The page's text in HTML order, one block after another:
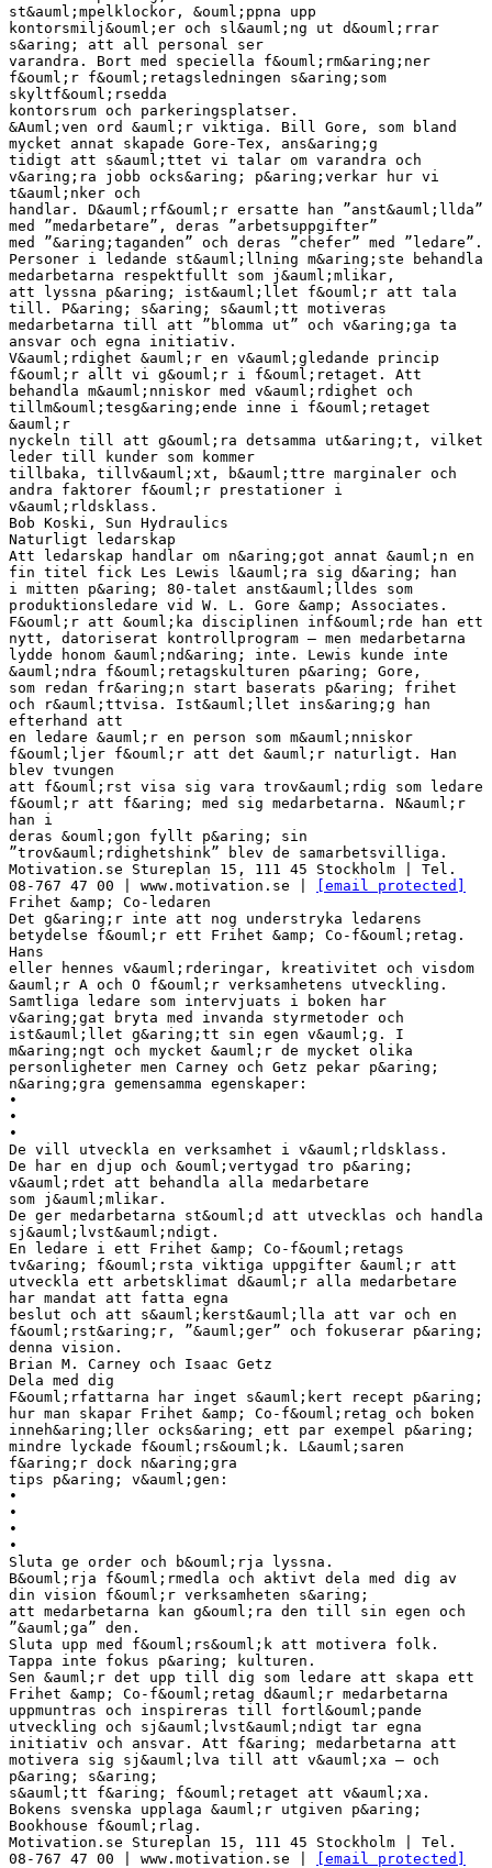
st&auml;mpelklockor, &ouml;ppna upp
kontorsmilj&ouml;er och sl&auml;ng ut d&ouml;rrar
s&aring; att all personal ser
varandra. Bort med speciella f&ouml;rm&aring;ner
f&ouml;r f&ouml;retagsledningen s&aring;som
skyltf&ouml;rsedda
kontorsrum och parkeringsplatser.
&Auml;ven ord &auml;r viktiga. Bill Gore, som bland
mycket annat skapade Gore-Tex, ans&aring;g
tidigt att s&auml;ttet vi talar om varandra och
v&aring;ra jobb ocks&aring; p&aring;verkar hur vi
t&auml;nker och
handlar. D&auml;rf&ouml;r ersatte han ”anst&auml;llda”
med ”medarbetare”, deras ”arbetsuppgifter”
med ”&aring;taganden” och deras ”chefer” med ”ledare”.
Personer i ledande st&auml;llning m&aring;ste behandla
medarbetarna respektfullt som j&auml;mlikar,
att lyssna p&aring; ist&auml;llet f&ouml;r att tala
till. P&aring; s&aring; s&auml;tt motiveras
medarbetarna till att ”blomma ut” och v&aring;ga ta
ansvar och egna initiativ.
V&auml;rdighet &auml;r en v&auml;gledande princip
f&ouml;r allt vi g&ouml;r i f&ouml;retaget. Att
behandla m&auml;nniskor med v&auml;rdighet och
tillm&ouml;tesg&aring;ende inne i f&ouml;retaget
&auml;r
nyckeln till att g&ouml;ra detsamma ut&aring;t, vilket
leder till kunder som kommer
tillbaka, tillv&auml;xt, b&auml;ttre marginaler och
andra faktorer f&ouml;r prestationer i
v&auml;rldsklass.
Bob Koski, Sun Hydraulics
Naturligt ledarskap
Att ledarskap handlar om n&aring;got annat &auml;n en
fin titel fick Les Lewis l&auml;ra sig d&aring; han
i mitten p&aring; 80-talet anst&auml;lldes som
produktionsledare vid W. L. Gore &amp; Associates.
F&ouml;r att &ouml;ka disciplinen inf&ouml;rde han ett
nytt, datoriserat kontrollprogram – men medarbetarna
lydde honom &auml;nd&aring; inte. Lewis kunde inte
&auml;ndra f&ouml;retagskulturen p&aring; Gore,
som redan fr&aring;n start baserats p&aring; frihet
och r&auml;ttvisa. Ist&auml;llet ins&aring;g han
efterhand att
en ledare &auml;r en person som m&auml;nniskor
f&ouml;ljer f&ouml;r att det &auml;r naturligt. Han
blev tvungen
att f&ouml;rst visa sig vara trov&auml;rdig som ledare
f&ouml;r att f&aring; med sig medarbetarna. N&auml;r
han i
deras &ouml;gon fyllt p&aring; sin
”trov&auml;rdighetshink” blev de samarbetsvilliga.
Motivation.se Stureplan 15, 111 45 Stockholm | Tel.
08-767 47 00 | www.motivation.se |
[email protected]
Frihet &amp; Co-ledaren
Det g&aring;r inte att nog understryka ledarens
betydelse f&ouml;r ett Frihet &amp; Co-f&ouml;retag.
Hans
eller hennes v&auml;rderingar, kreativitet och visdom
&auml;r A och O f&ouml;r verksamhetens utveckling.
Samtliga ledare som intervjuats i boken har
v&aring;gat bryta med invanda styrmetoder och
ist&auml;llet g&aring;tt sin egen v&auml;g. I
m&aring;ngt och mycket &auml;r de mycket olika
personligheter men Carney och Getz pekar p&aring;
n&aring;gra gemensamma egenskaper:
•
•
•
De vill utveckla en verksamhet i v&auml;rldsklass.
De har en djup och &ouml;vertygad tro p&aring;
v&auml;rdet att behandla alla medarbetare
som j&auml;mlikar.
De ger medarbetarna st&ouml;d att utvecklas och handla
sj&auml;lvst&auml;ndigt.
En ledare i ett Frihet &amp; Co-f&ouml;retags
tv&aring; f&ouml;rsta viktiga uppgifter &auml;r att
utveckla ett arbetsklimat d&auml;r alla medarbetare
har mandat att fatta egna
beslut och att s&auml;kerst&auml;lla att var och en
f&ouml;rst&aring;r, ”&auml;ger” och fokuserar p&aring;
denna vision.
Brian M. Carney och Isaac Getz
Dela med dig
F&ouml;rfattarna har inget s&auml;kert recept p&aring;
hur man skapar Frihet &amp; Co-f&ouml;retag och boken
inneh&aring;ller ocks&aring; ett par exempel p&aring;
mindre lyckade f&ouml;rs&ouml;k. L&auml;saren
f&aring;r dock n&aring;gra
tips p&aring; v&auml;gen:
•
•
•
•
Sluta ge order och b&ouml;rja lyssna.
B&ouml;rja f&ouml;rmedla och aktivt dela med dig av
din vision f&ouml;r verksamheten s&aring;
att medarbetarna kan g&ouml;ra den till sin egen och
”&auml;ga” den.
Sluta upp med f&ouml;rs&ouml;k att motivera folk.
Tappa inte fokus p&aring; kulturen.
Sen &auml;r det upp till dig som ledare att skapa ett
Frihet &amp; Co-f&ouml;retag d&auml;r medarbetarna
uppmuntras och inspireras till fortl&ouml;pande
utveckling och sj&auml;lvst&auml;ndigt tar egna
initiativ och ansvar. Att f&aring; medarbetarna att
motivera sig sj&auml;lva till att v&auml;xa – och
p&aring; s&aring;
s&auml;tt f&aring; f&ouml;retaget att v&auml;xa.
Bokens svenska upplaga &auml;r utgiven p&aring;
Bookhouse f&ouml;rlag.
Motivation.se Stureplan 15, 111 45 Stockholm | Tel.
08-767 47 00 | www.motivation.se |
[email protected]